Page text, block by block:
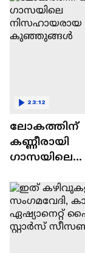
ലോകത്തിന്
കണ്ണീരായി
ഗാസയിലെ
23:12